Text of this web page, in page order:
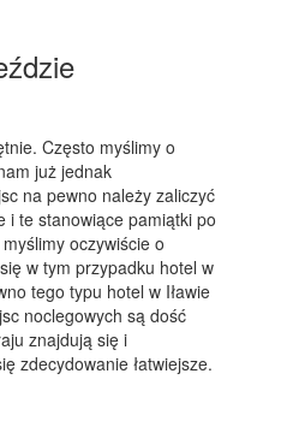
Często myślimy o
już jednak
na pewno należy zaliczyć
i te stanowiące pamiątki po
oczywiście o
w tym przypadku hotel w
tego typu hotel w Iławie
noclegowych są dość
znajdują się i
zdecydowanie łatwiejsze.